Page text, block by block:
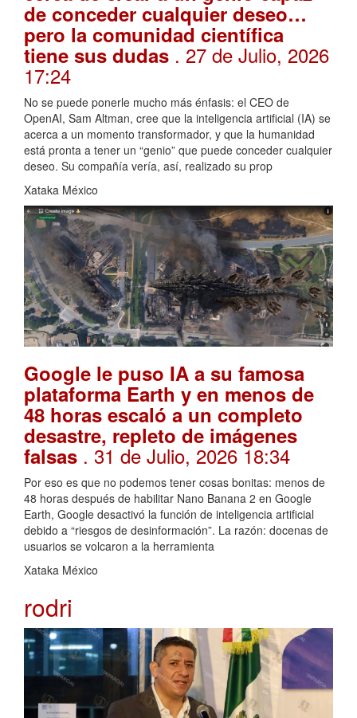
de conceder cualquier deseo…
pero la comunidad científica
tiene sus dudas . 27 de Julio, 2026
17:24
No se puede ponerle mucho más énfasis: el CEO de
OpenAI, Sam Altman, cree que la inteligencia artificial (IA) se
acerca a un momento transformador, y que la humanidad
está pronta a tener un “genio” que puede conceder cualquier
deseo. Su compañía vería, así, realizado su prop
Xataka México
Google le puso IA a su famosa
plataforma Earth y en menos de
48 horas escaló a un completo
desastre, repleto de imágenes
falsas . 31 de Julio, 2026 18:34
Por eso es que no podemos tener cosas bonitas: menos de
48 horas después de habilitar Nano Banana 2 en Google
Earth, Google desactivó la función de inteligencia artificial
debido a “riesgos de desinformación”. La razón: docenas de
usuarios se volcaron a la herramienta
Xataka México
rodri